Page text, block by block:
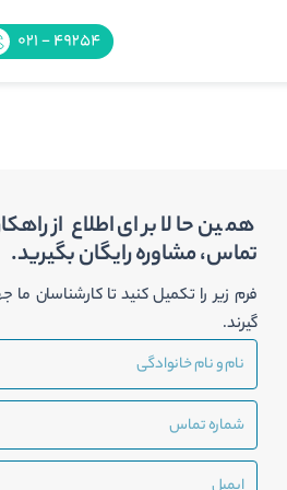
همین حالا برای اطلاع از
تماس، مشاوره رایگان بگیرید.
فرم زیر را تکمیل کنید تا کارشناسان
گیرند.
نام
و
نام
خانوادگی
شماره
تماس
ایمیل